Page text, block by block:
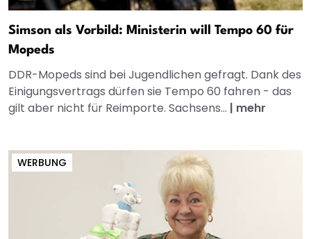
Simson als Vorbild: Ministerin will Tempo 60 für
Mopeds
DDR-Mopeds sind bei Jugendlichen gefragt. Dank des
Einigungsvertrags dürfen sie Tempo 60 fahren - das
gilt aber nicht für Reimporte. Sachsens... | mehr
WERBUNG